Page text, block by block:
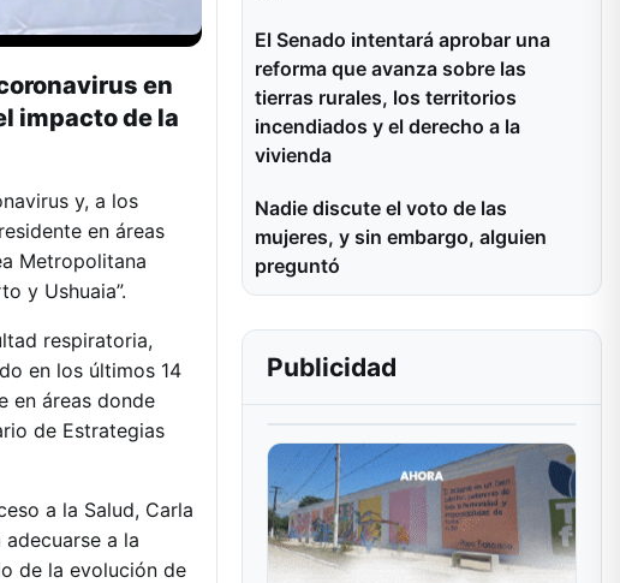
en
impacto de la
y, a los
en áreas
Metropolitana
y Ushuaia”.
respiratoria,
en los últimos 14
en áreas donde
de Estrategias
a la Salud, Carla
a la
de la evolución de
El Senado intentará aprobar una
reforma que avanza sobre las
tierras rurales, los territorios
incendiados y el derecho a la
vivienda
Nadie discute el voto de las
mujeres, y sin embargo, alguien
preguntó
Publicidad